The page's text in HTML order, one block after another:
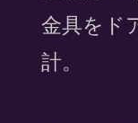
金具をド
計。